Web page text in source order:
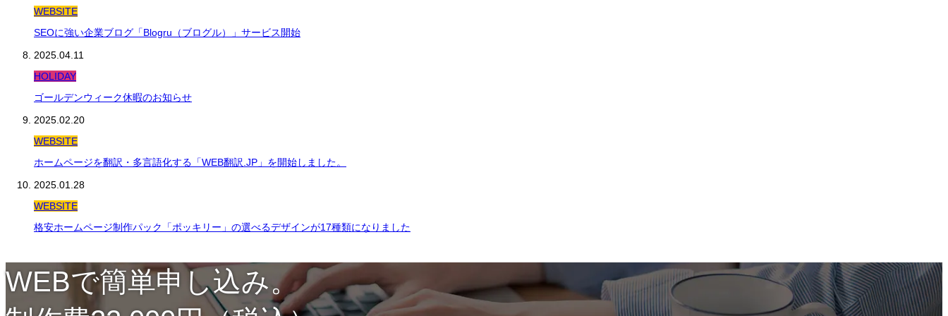
WEBSITE
SEOに強い企業ブログ「Blogru（ブログル）」サービス開始
2025.04.11
HOLIDAY
ゴールデンウィーク休暇のお知らせ
2025.02.20
WEBSITE
ホームページを翻訳・多言語化する「WEB翻訳.JP」を開始しました。
2025.01.28
WEBSITE
格安ホームページ制作パック「ポッキリー」の選べるデザインが17種類になりました
WEBで簡単申し込み。